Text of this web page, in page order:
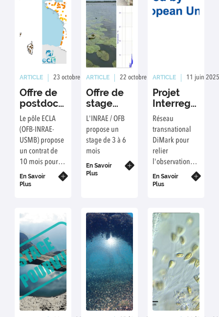
alpinus).
ARTICLE 23 octobre 2024 Rédaction : RB ED
Offre de
postdoc
OFB /
INRAE
Le pôle ECLA
(OFB-INRAE-
USMB) propose
un contrat de
10 mois pour
contribuer à la
rédaction d'un
de l'OFB sur
l'impact du
changement
climatique sur
les écosystèmes
aquatiques
continentaux.
En Savoir
Plus
ARTICLE 22 octobre 2024 Rédaction : ED
Offre de
stage
INRAE /
OFB
L'INRAE / OFB
propose un
stage de 3 à 6
mois
En Savoir
Plus
ARTICLE 11 juin 2025
Projet
Interreg
Dimark
Réseau
transnational
DiMark pour
relier
l'observation
satellitaire de la
terre aux
eaux douces
afin de mieux
comprendre
l'adaptation au
changement
climatique et la
prévention des
risques liés à
l'eau dans la
région alpine
En Savoir
Plus